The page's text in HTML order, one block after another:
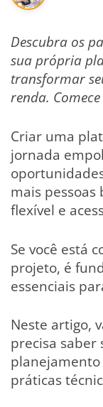
Descubra os
sua própria
transformar
renda.
Criar uma
jornada
mais
flexível e
Se você está
projeto, é
essenciais
Neste artigo,
precisa saber
práticas